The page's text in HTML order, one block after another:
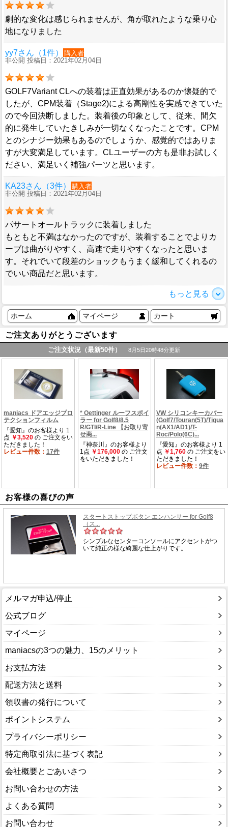
劇的な変化は感じられませんが、角が取れたような乗り心
地になりました
yy7さん（1件）
購入者
非公開 投稿日：2021年02月04日
GOLF7Variant CLへの装着は正直効果があるのか懐疑的で
したが、CPM装着（Stage2)による高剛性を実感できていた
ので今回決断しました。装着後の印象として、従来、間欠
的に発生していたきしみが一切なくなったことです。CPM
とのシナジー効果もあるのでしょうか、感覚的ではありま
すが大変満足しています。CLユーザーの方も是非お試しく
ださい、満足いく補強パーツと思います。
KA23さん（3件）
購入者
非公開 投稿日：2021年02月04日
パサートオールトラックに装着しました
もともと不満はなかったのですが、装着することでよりカ
ーブは曲がりやすく、高速で走りやすくなったと思いま
す。それでいて段差のショックもうまく緩和してくれるの
でいい商品だと思います。
もっと見る
ホーム マイページ カート
ご注文ありがとうございます
お客様の喜びの声
メルマガ申込/停止
公式ブログ
マイページ
maniacsの3つの魅力、15のメリット
お支払方法
配送方法と送料
領収書の発行について
ポイントシステム
プライバシーポリシー
特定商取引法に基づく表記
会社概要とごあいさつ
お問い合わせの方法
よくある質問
お問い合わせ